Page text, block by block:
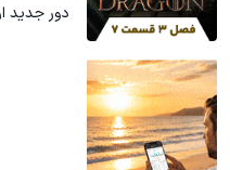
دور جدید اردوی